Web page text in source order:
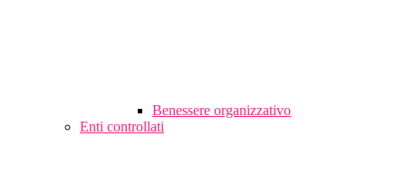
Benessere organizzativo
Enti controllati